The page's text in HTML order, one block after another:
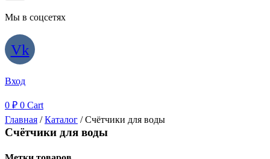
Мы в соцсетях
Vk
Вход
0 ₽ 0 Cart
Главная /Каталог / Счётчики для воды
Счётчики для воды